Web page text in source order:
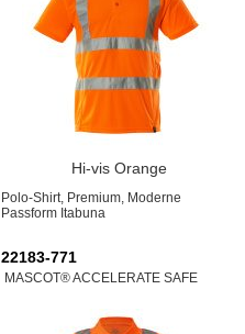
Hi-vis Orange
Polo-Shirt, Premium, Moderne
Passform Itabuna
22183-771
MASCOT® ACCELERATE SAFE